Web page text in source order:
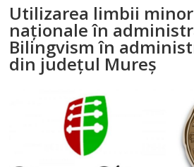
Utilizarea limbii
naţionale în
Bilingvism în
din judeţul Mureş